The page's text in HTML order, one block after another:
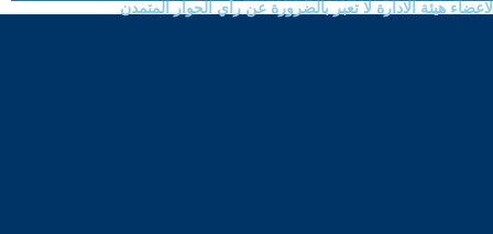
هيئة الادارة لا تعبر بالضرورة عن رأي الحوار المتمدن